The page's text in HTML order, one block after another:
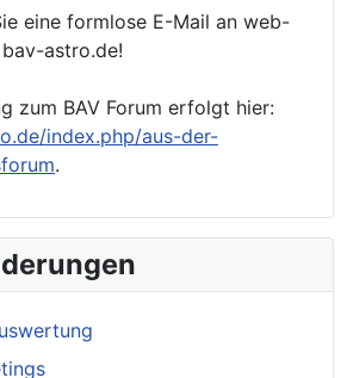
eine formlose E-Mail an web-
astro.de!
zum BAV Forum erfolgt hier:
index.php/aus-der-
.